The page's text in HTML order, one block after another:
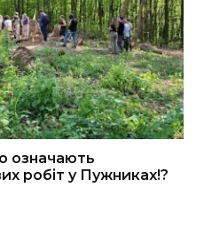
означають
робіт у Пужниках!?